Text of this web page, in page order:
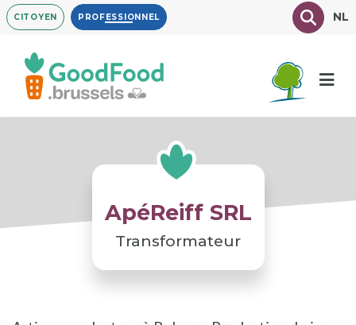
Aller
au
contenu
principal
CITOYEN PROFESSIONNEL TexteNL
ApéReiff SRL
Transformateur